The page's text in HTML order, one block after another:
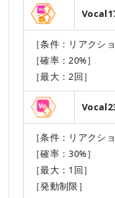
［条件：リアクシ
［確率：20%］
［最大：2回］
［条件：リアクシ
［確率：30%］
［最大：1回］
［発動制限］